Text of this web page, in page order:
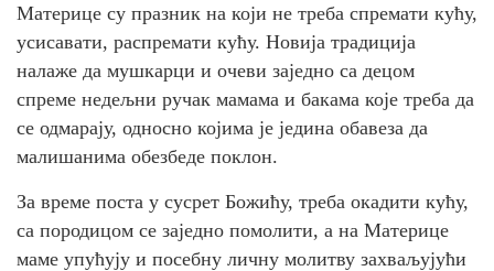
Материце су празник на који не треба спремати кућу,
усисавати, распремати кућу. Новија традиција
налаже да мушкарци и очеви заједно са децом
спреме недељни ручак мамама и бакама које треба да
се одмарају, односно којима је једина обавеза да
малишанима обезбеде поклон.
За време поста у сусрет Божићу, треба окадити кућу,
са породицом се заједно помолити, а на Материце
маме упућују и посебну личну молитву захваљујући